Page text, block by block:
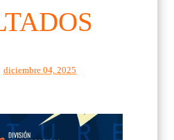
diciembre 04, 2025